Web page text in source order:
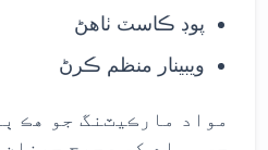
پوڊ ڪاسٽ ٺاهڻ
ويبينار منظم ڪرڻ
مواد مارڪيٽنگ جو هڪ